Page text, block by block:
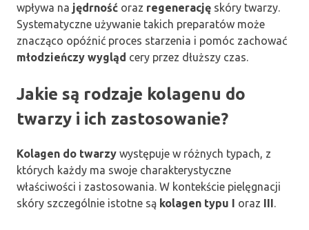
wpływa na jędrność oraz regenerację skóry twarzy.
Systematyczne używanie takich preparatów może
znacząco opóźnić proces starzenia i pomóc zachować
młodzieńczy wygląd cery przez dłuższy czas.
Jakie są rodzaje kolagenu do
twarzy i ich zastosowanie?
Kolagen do twarzy występuje w różnych typach, z
których każdy ma swoje charakterystyczne
właściwości i zastosowania. W kontekście pielęgnacji
skóry szczególnie istotne są kolagen typu I oraz III